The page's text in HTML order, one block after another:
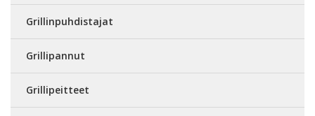
Grillinpuhdistajat
Grillipannut
Grillipeitteet